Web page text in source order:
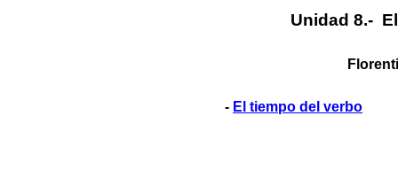
Unidad 8.-
- El tiempo del verbo